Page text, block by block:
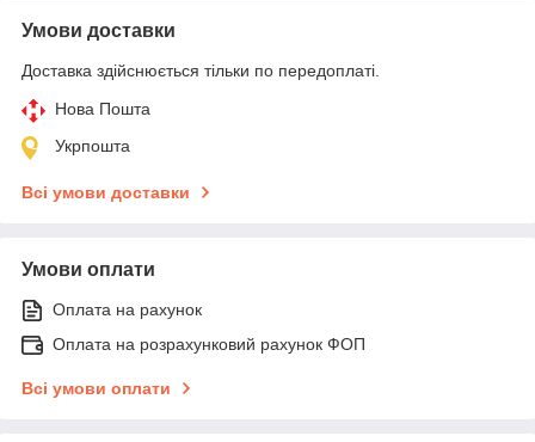
Умови доставки
Доставка здійснюється тільки по передоплаті.
Нова Пошта
Укрпошта
Всі умови доставки
Умови оплати
Оплата на рахунок
Оплата на розрахунковий рахунок ФОП
Всі умови оплати